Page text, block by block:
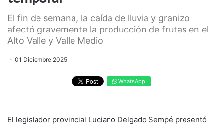
El fin de semana, la caída de lluvia y granizo
afectó gravemente la producción de frutas en el
Alto Valle y Valle Medio
01 Diciembre 2025
WhatsApp
El legislador provincial Luciano Delgado Sempé presentó